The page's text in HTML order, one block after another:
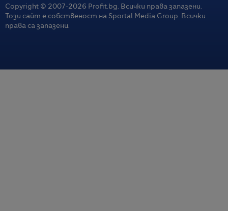
Copyright © 2007-2026 Profit.bg. Всички права запазени.
Този сайт е собственост на Sportal Media Group. Всички
права са запазени.